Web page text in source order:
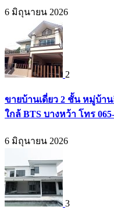
6 มิถุนายน 2026
2
ขายบ้านเดี่ยว 2 ชั้น หมู่บ้า
ใกล้ BTS บางหว้า โทร 065-
6 มิถุนายน 2026
3